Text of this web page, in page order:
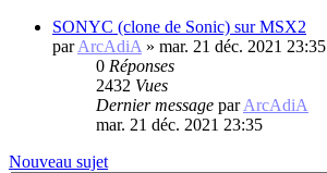
SONYC (clone de Sonic) sur MSX2
parArcAdiA » mar. 21 déc. 2021 23:35
0 Réponses
2432 Vues
Dernier message parArcAdiA
mar. 21 déc. 2021 23:35
Nouveau sujet